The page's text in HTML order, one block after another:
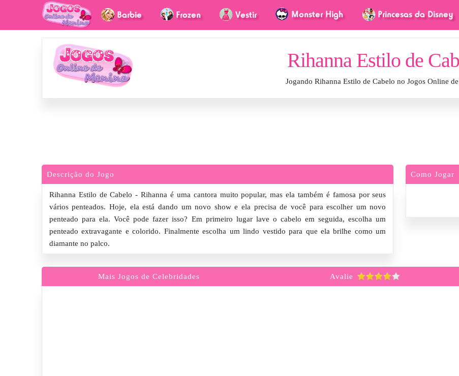
Rihanna Estilo de
Jogando Rihanna Estilo de Cabelo no Jogos Online
Descrição do Jogo
Rihanna Estilo de Cabelo - Rihanna é uma cantora muito popular, mas ela também é famosa por seus
vários penteados. Hoje, ela está dando um novo show e ela precisa de você para escolher um novo
penteado para ela. Você pode fazer isso? Em primeiro lugar lave o cabelo em seguida, escolha um
penteado extravagante e colorido. Finalmente escolha um lindo vestido para que ela brilhe como um
diamante no palco.
Como Jogar
Mais Jogos de Celebridades Avalie